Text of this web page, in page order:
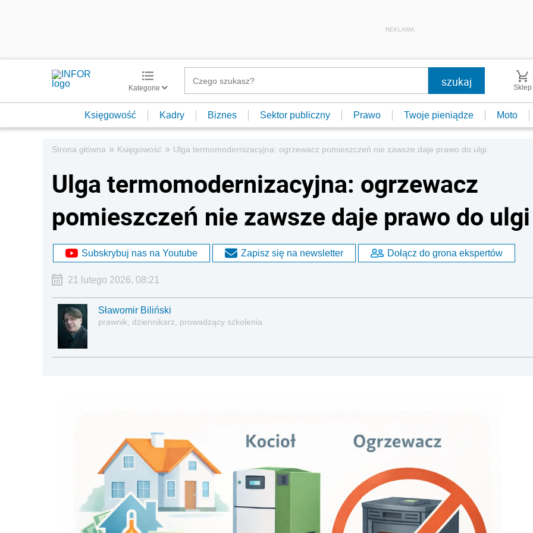
REKLAMA
Kategorie Sklep
Księgowość Kadry Biznes Sektor publiczny Prawo Twoje pieniądze Moto
Strona główna » Księgowość » Ulga termomodernizacyjna: ogrzewacz pomieszczeń nie zawsze daje prawo do ulgi
Ulga termomodernizacyjna: ogrzewacz
pomieszczeń nie zawsze daje prawo do ulgi
Subskrybuj nas na Youtube Zapisz się na newsletter Dołącz do grona ekspertów
21 lutego 2026, 08:21
Sławomir Biliński
prawnik, dziennikarz, prowadzący szkolenia